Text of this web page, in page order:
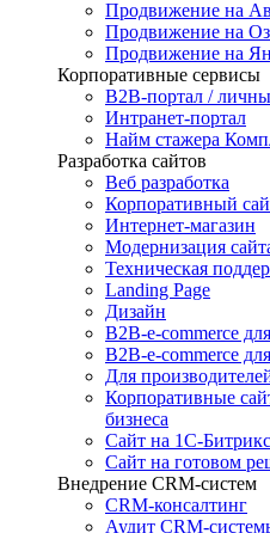
Продвижение на
Продвижение на
Продвижение на
Корпоративные сервисы
B2B-портал /
Интранет-портал
Найм стажера
Разработка сайтов
Веб разработка
Корпоративный
Интернет-магазин
Модернизация
Техническая
Landing Page
Дизайн
B2B-e-commerce
B2B-e-commerce
Для
Корпоративные
бизнеса
Сайт на 1С-Битрикс
Сайт на готовом
Внедрение CRM-систем
CRM-консалтинг
Аудит CRM-